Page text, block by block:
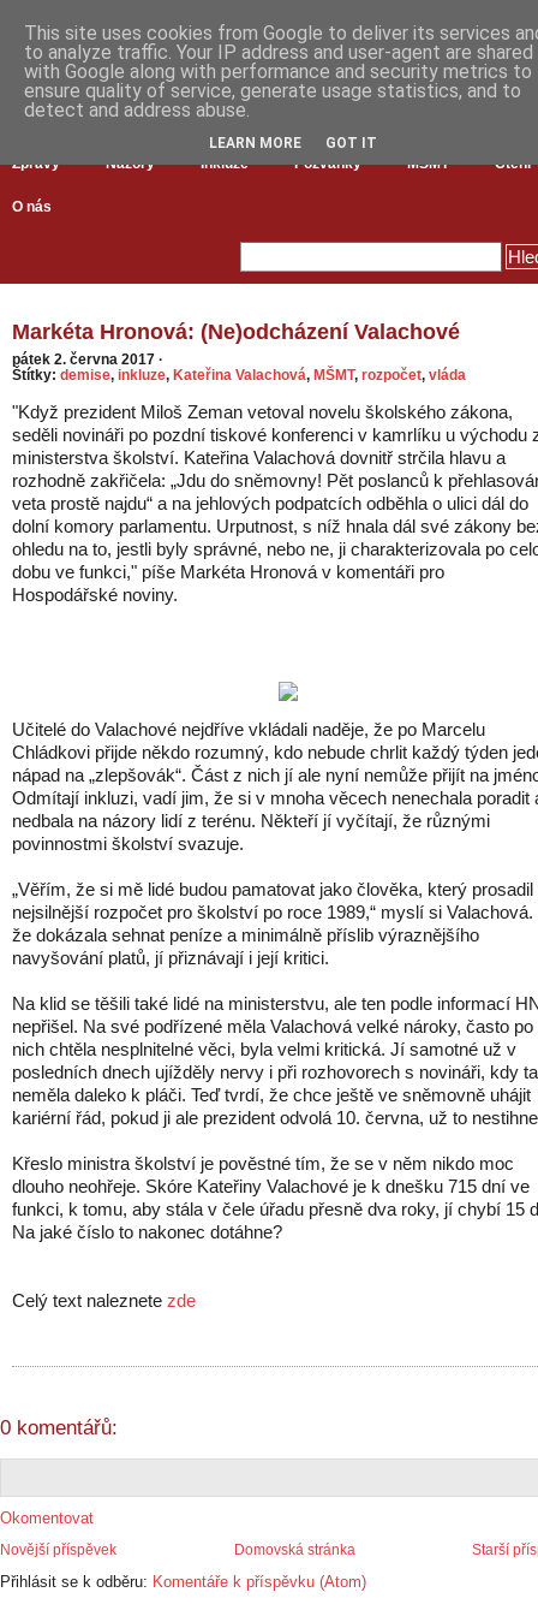
Zprávy Názory Inkluze Pozvánky MŠMT Čtení
O nás
Markéta Hronová: (Ne)odcházení Valachové
pátek 2. června 2017 ·
Štítky: demise, inkluze, Kateřina Valachová, MŠMT, rozpočet, vláda
"Když prezident Miloš Zeman vetoval novelu školského zákona,
seděli novináři po pozdní tiskové konferenci v kamrlíku u východu
ministerstva školství. Kateřina Valachová dovnitř strčila hlavu a
rozhodně zakřičela: „Jdu do sněmovny! Pět poslanců k
veta prostě najdu“ a na jehlových podpatcích odběhla o ulici dál do
dolní komory parlamentu. Urputnost, s níž hnala dál své zákony
ohledu na to, jestli byly správné, nebo ne, ji charakterizovala po
dobu ve funkci," píše Markéta Hronová v komentáři pro
Hospodářské noviny.
Učitelé do Valachové nejdříve vkládali naděje, že po Marcelu
Chládkovi přijde někdo rozumný, kdo nebude chrlit každý týden
nápad na „zlepšovák“. Část z nich jí ale nyní nemůže přijít na
Odmítají inkluzi, vadí jim, že si v mnoha věcech nenechala poradit
nedbala na názory lidí z terénu. Někteří jí vyčítají, že různými
povinnostmi školství svazuje.
„Věřím, že si mě lidé budou pamatovat jako člověka, který prosadil
nejsilnější rozpočet pro školství po roce 1989,“ myslí si Valachová.
že dokázala sehnat peníze a minimálně příslib výraznějšího
navyšování platů, jí přiznávají i její kritici.
Na klid se těšili také lidé na ministerstvu, ale ten podle informací
nepřišel. Na své podřízené měla Valachová velké nároky, často po
nich chtěla nesplnitelné věci, byla velmi kritická. Jí samotné už v
posledních dnech ujížděly nervy i při rozhovorech s novináři, kdy
neměla daleko k pláči. Teď tvrdí, že chce ještě ve sněmovně uhájit
kariérní řád, pokud ji ale prezident odvolá 10. června, už to
Křeslo ministra školství je pověstné tím, že se v něm nikdo moc
dlouho neohřeje. Skóre Kateřiny Valachové je k dnešku 715 dní ve
funkci, k tomu, aby stála v čele úřadu přesně dva roky, jí chybí 15
Na jaké číslo to nakonec dotáhne?
Celý text naleznete zde
0 komentářů:
Okomentovat
Novější příspěvek Starší
Domovská stránka
Přihlásit se k odběru: Komentáře k příspěvku (Atom)
This site uses cookies from Google to deliver its services
to analyze traffic. Your IP address and user-agent are shared
with Google along with performance and security metrics to
ensure quality of service, generate usage statistics, and to
detect and address abuse.
LEARN MORE GOT IT